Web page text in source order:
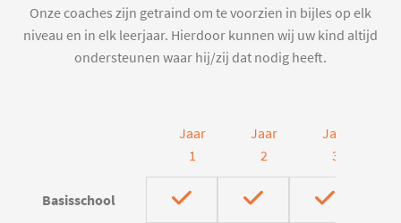
Onze coaches zijn getraind om te voorzien in bijles op elk
niveau en in elk leerjaar. Hierdoor kunnen wij uw kind altijd
ondersteunen waar hij/zij dat nodig heeft.
Jaar
1
Jaar
2
Jaar
3
Basisschool